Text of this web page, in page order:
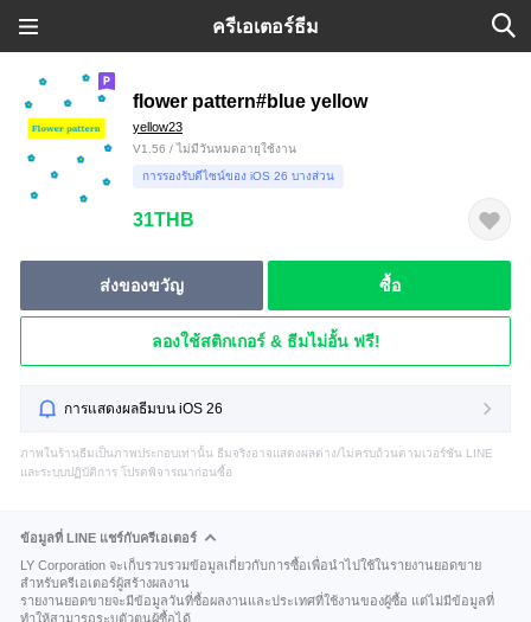
ครีเอเตอร์ธีม
flower pattern#blue yellow
yellow23
V1.56 / ไม่มีวันหมดอายุใช้งาน
การรองรับดีไซน์ของ iOS 26 บางส่วน
31THB
ส่งของขวัญ ซื้อ
ลองใช้สติกเกอร์ & ธีมไม่อั้น ฟรี!
การแสดงผลธีมบน iOS 26
ภาพในร้านธีมเป็นภาพประกอบเท่านั้น ธีมจริงอาจแสดงผลต่าง/ไม่ครบถ้วนตามเวอร์ชัน LINE
และระบบปฏิบัติการ โปรดพิจารณาก่อนซื้อ
ข้อมูลที่ LINE แชร์กับครีเอเตอร์
LY Corporation จะเก็บรวบรวมข้อมูลเกี่ยวกับการซื้อเพื่อนำไปใช้ในรายงานยอดขาย
สำหรับครีเอเตอร์ผู้สร้างผลงาน
รายงานยอดขายจะมีข้อมูลวันที่ซื้อผลงานและประเทศที่ใช้งานของผู้ซื้อ แต่ไม่มีข้อมูลที่
ทำให้สามารถระบุตัวตนผู้ซื้อได้